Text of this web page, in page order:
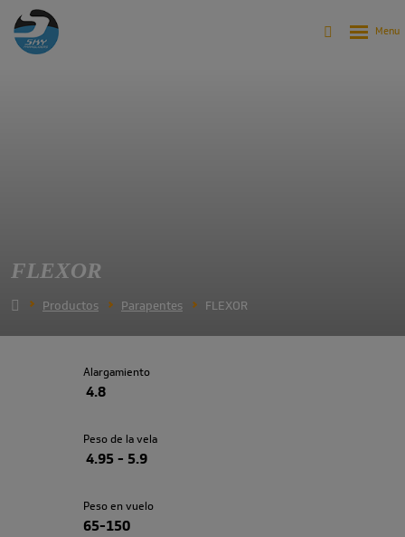
FLEXOR
Productos Parapentes FLEXOR
Alargamiento
4.8
Peso de la vela
4.95 - 5.9
Peso en vuelo
65-150